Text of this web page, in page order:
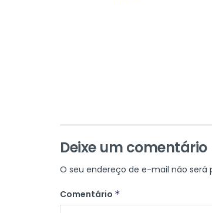
Deixe um comentário
O seu endereço de e-mail não será
Comentário *